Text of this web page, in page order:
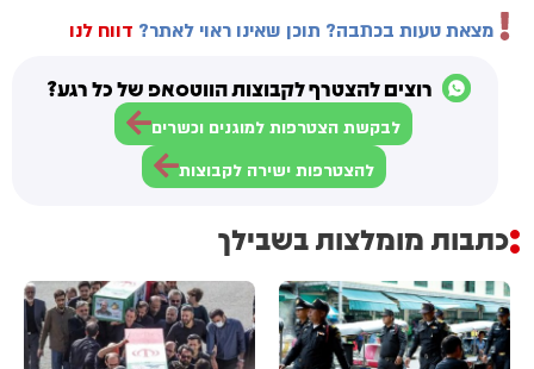
מצאת טעות בכתבה? תוכן שאינו ראוי לאתר? דווח לנו
רוצים להצטרף לקבוצות הווטסאפ של כל רגע?
לבקשת הצטרפות למוגנים וכשרים
להצטרפות ישירה לקבוצות
כתבות מומלצות בשבילך